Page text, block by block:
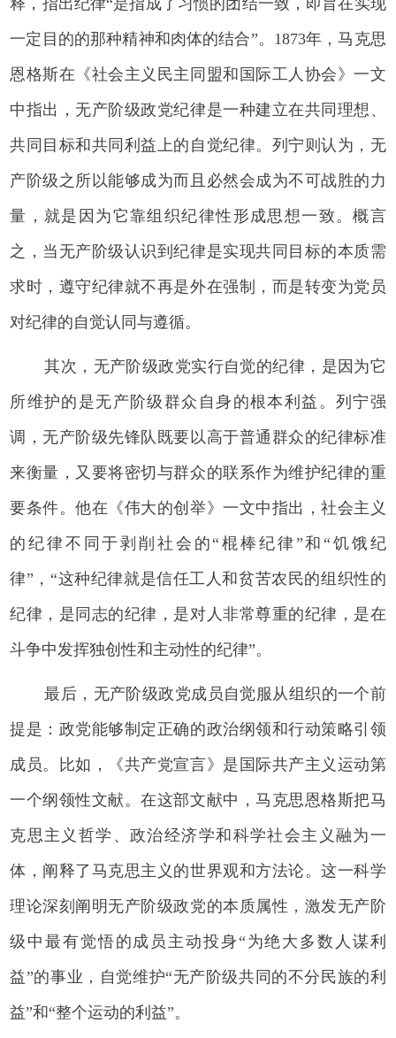
一定目的的那种精神和肉体的结合”。1873年，马克思
恩格斯在《社会主义民主同盟和国际工人协会》一文
中指出，无产阶级政党纪律是一种建立在共同理想、
共同目标和共同利益上的自觉纪律。列宁则认为，无
产阶级之所以能够成为而且必然会成为不可战胜的力
量，就是因为它靠组织纪律性形成思想一致。概言
之，当无产阶级认识到纪律是实现共同目标的本质需
求时，遵守纪律就不再是外在强制，而是转变为党员
对纪律的自觉认同与遵循。
其次，无产阶级政党实行自觉的纪律，是因为它
所维护的是无产阶级群众自身的根本利益。列宁强
调，无产阶级先锋队既要以高于普通群众的纪律标准
来衡量，又要将密切与群众的联系作为维护纪律的重
要条件。他在《伟大的创举》一文中指出，社会主义
的纪律不同于剥削社会的“棍棒纪律”和“饥饿纪
律”，“这种纪律就是信任工人和贫苦农民的组织性的
纪律，是同志的纪律，是对人非常尊重的纪律，是在
斗争中发挥独创性和主动性的纪律”。
最后，无产阶级政党成员自觉服从组织的一个前
提是：政党能够制定正确的政治纲领和行动策略引领
成员。比如，《共产党宣言》是国际共产主义运动第
一个纲领性文献。在这部文献中，马克思恩格斯把马
克思主义哲学、政治经济学和科学社会主义融为一
体，阐释了马克思主义的世界观和方法论。这一科学
理论深刻阐明无产阶级政党的本质属性，激发无产阶
级中最有觉悟的成员主动投身“为绝大多数人谋利
益”的事业，自觉维护“无产阶级共同的不分民族的利
益”和“整个运动的利益”。